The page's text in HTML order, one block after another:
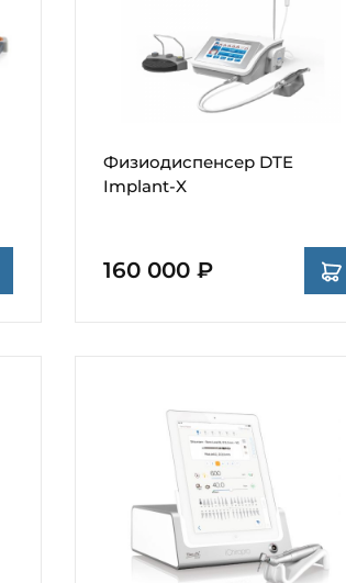
Физиодиспенсер DTE
Implant-X
160 000 ₽